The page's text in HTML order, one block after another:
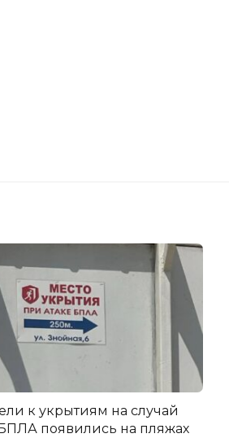
к укрытиям на случай
появились на пляжах